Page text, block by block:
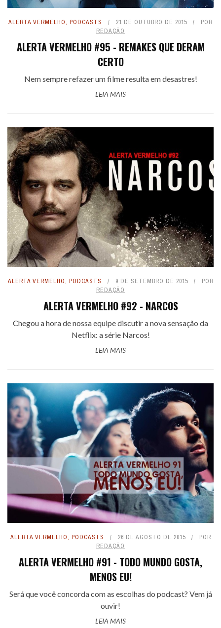
ALERTA VERMELHO, PODCASTS 21 DE OUTUBRO DE 2015
POR
REDAÇÃO
ALERTA VERMELHO #95 - REMAKES QUE DERAM
CERTO
Nem sempre refazer um filme resulta em desastres!
LEIA MAIS
ALERTA VERMELHO, PODCASTS 9 DE SETEMBRO DE 2015
POR
REDAÇÃO
ALERTA VERMELHO #92 - NARCOS
Chegou a hora de nossa equipe discutir a nova sensação da
Netflix: a série Narcos!
LEIA MAIS
ALERTA VERMELHO, PODCASTS 26 DE AGOSTO DE 2015
POR
REDAÇÃO
ALERTA VERMELHO #91 - TODO MUNDO GOSTA,
MENOS EU!
Será que você concorda com as escolhas do podcast? Vem já
ouvir!
LEIA MAIS